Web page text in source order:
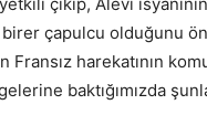
çapulcu olduğunu
harekatının
baktığımızda